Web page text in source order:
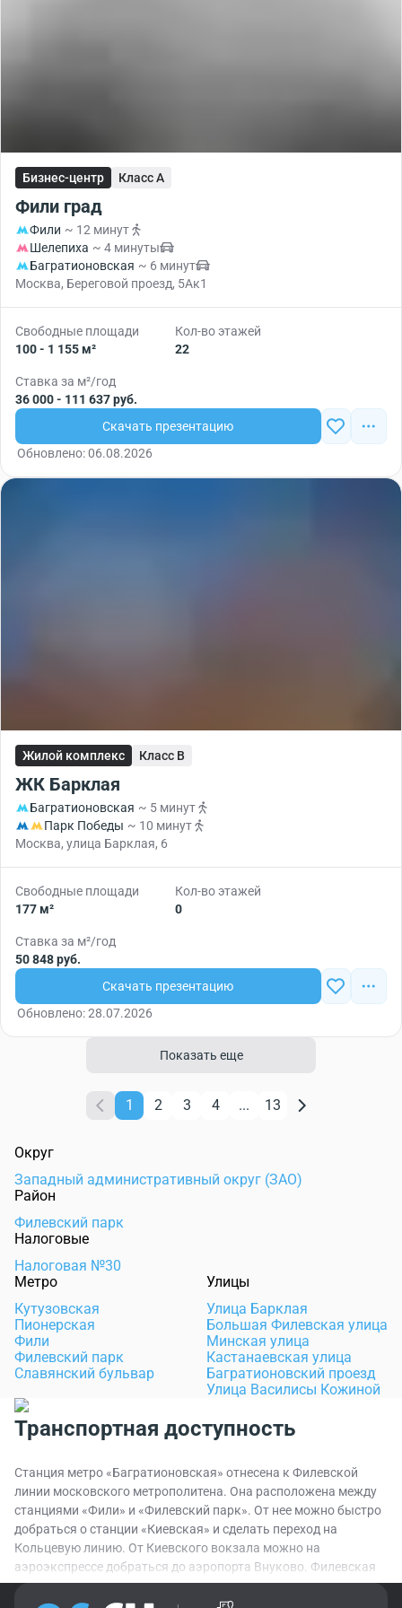
Бизнес-центр Класс A
Фили град
Фили ~ 12 минут
Шелепиха ~ 4 минуты
Багратионовская ~ 6 минут
Москва, Береговой проезд, 5Ак1
Свободные площади
100 - 1 155 м²
Кол-во этажей
22
Ставка за м²/год
36 000 - 111 637 руб.
Скачать презентацию
Обновлено: 06.08.2026
Жилой комплекс Класс B
ЖК Барклая
Багратионовская ~ 5 минут
Парк Победы ~ 10 минут
Москва, улица Барклая, 6
Свободные площади
177 м²
Кол-во этажей
0
Ставка за м²/год
50 848 руб.
Скачать презентацию
Обновлено: 28.07.2026
Показать еще
1 2 3 4 ... 13
Округ
Западный административный округ (ЗАО)
Район
Филевский парк
Налоговые
Налоговая №30
Метро
Кутузовская
Пионерская
Фили
Филевский парк
Славянский бульвар
Улицы
Улица Барклая
Большая Филевская улица
Минская улица
Кастанаевская улица
Багратионовский проезд
Улица Василисы Кожиной
Транспортная доступность
Станция метро «Багратионовская» отнесена к Филевской
линии московского метрополитена. Она расположена между
станциями «Фили» и «Филевский парк». От нее можно быстро
добраться о станции «Киевская» и сделать переход на
Кольцевую линию. От Киевского вокзала можно на
аэроэкспрессе добраться до аэропорта Внуково. Филевская
линия связана переходами с Арбатско-Покровской,
Сокольнической, Серпуховско-Тимирязевской линиями метро.